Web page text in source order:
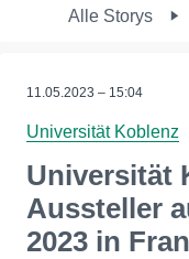
Alle Storys
11.05.2023 – 15:04
Universität Koblenz
Universität
Aussteller
2023 in